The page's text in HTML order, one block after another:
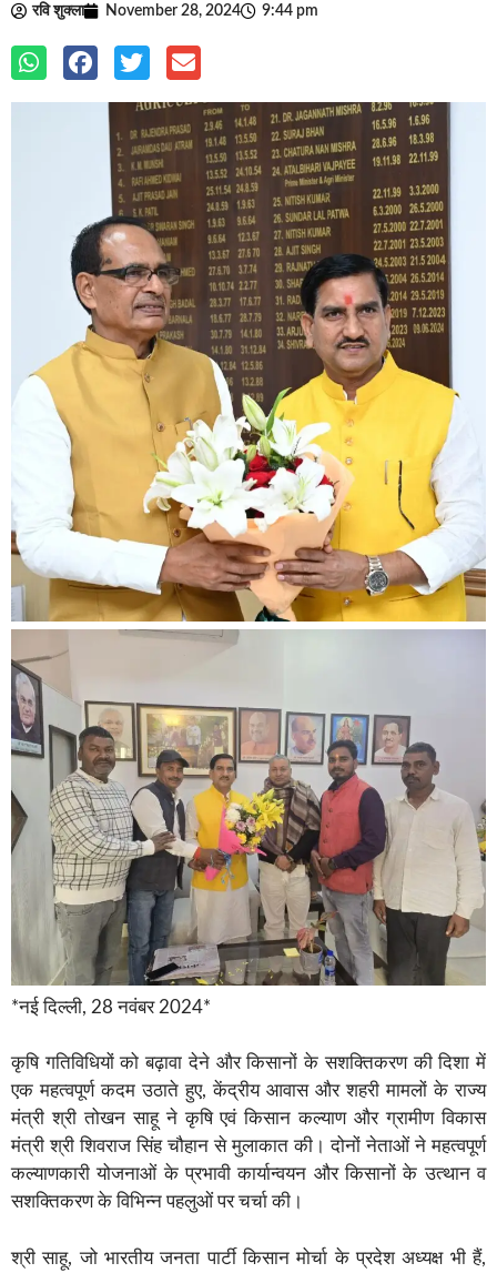
रवि शुक्ला November 28, 2024 9:44 pm
*नई दिल्ली, 28 नवंबर 2024*
कृषि गतिविधियों को बढ़ावा देने और किसानों के सशक्तिकरण की दिशा में
एक महत्वपूर्ण कदम उठाते हुए, केंद्रीय आवास और शहरी मामलों के राज्य
मंत्री श्री तोखन साहू ने कृषि एवं किसान कल्याण और ग्रामीण विकास
मंत्री श्री शिवराज सिंह चौहान से मुलाकात की। दोनों नेताओं ने महत्वपूर्ण
कल्याणकारी योजनाओं के प्रभावी कार्यान्वयन और किसानों के उत्थान व
सशक्तिकरण के विभिन्न पहलुओं पर चर्चा की।
श्री साहू, जो भारतीय जनता पार्टी किसान मोर्चा के प्रदेश अध्यक्ष भी हैं,